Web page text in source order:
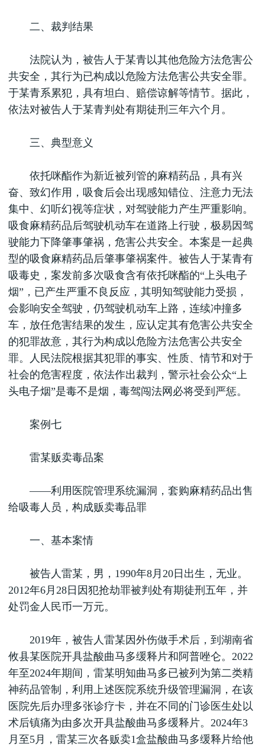
二、裁判结果
法院认为，被告人于某青以其他危险方法危害公
共安全，其行为已构成以危险方法危害公共安全罪。
于某青系累犯，具有坦白、赔偿谅解等情节。据此，
依法对被告人于某青判处有期徒刑三年六个月。
三、典型意义
依托咪酯作为新近被列管的麻精药品，具有兴
奋、致幻作用，吸食后会出现感知错位、注意力无法
集中、幻听幻视等症状，对驾驶能力产生严重影响。
吸食麻精药品后驾驶机动车在道路上行驶，极易因驾
驶能力下降肇事肇祸，危害公共安全。本案是一起典
型的吸食麻精药品后肇事肇祸案件。被告人于某青有
吸毒史，案发前多次吸食含有依托咪酯的“上头电子
烟”，已产生严重不良反应，其明知驾驶能力受损，
会影响安全驾驶，仍驾驶机动车上路，连续冲撞多
车，放任危害结果的发生，应认定其有危害公共安全
的犯罪故意，其行为构成以危险方法危害公共安全
罪。人民法院根据其犯罪的事实、性质、情节和对于
社会的危害程度，依法作出裁判，警示社会公众“上
头电子烟”是毒不是烟，毒驾闯法网必将受到严惩。
案例七
雷某贩卖毒品案
——利用医院管理系统漏洞，套购麻精药品出售
给吸毒人员，构成贩卖毒品罪
一、基本案情
被告人雷某，男，1990年8月20日出生，无业。
2012年6月28日因犯抢劫罪被判处有期徒刑五年，并
处罚金人民币一万元。
2019年，被告人雷某因外伤做手术后，到湖南省
攸县某医院开具盐酸曲马多缓释片和阿普唑仑。2022
年至2024年期间，雷某明知曲马多已被列为第二类精
神药品管制，利用上述医院系统升级管理漏洞，在该
医院先后办理多张诊疗卡，并在不同的门诊医生处以
术后镇痛为由多次开具盐酸曲马多缓释片。2024年3
月至5月，雷某三次各贩卖1盒盐酸曲马多缓释片给他